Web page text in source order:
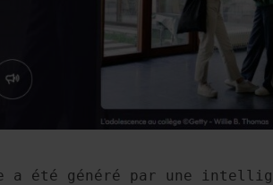
été généré par une